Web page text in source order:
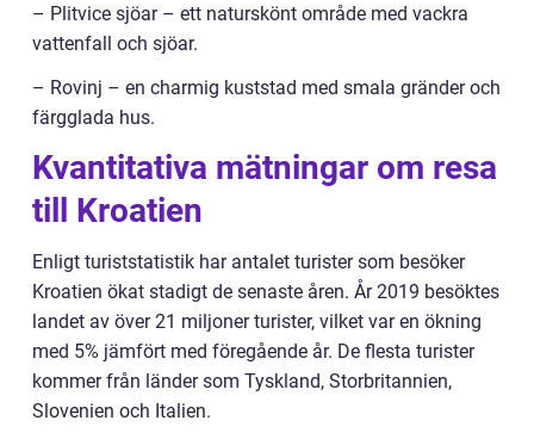
– Plitvice sjöar – ett naturskönt område med vackra
vattenfall och sjöar.
– Rovinj – en charmig kuststad med smala gränder och
färgglada hus.
Kvantitativa mätningar om resa
till Kroatien
Enligt turiststatistik har antalet turister som besöker
Kroatien ökat stadigt de senaste åren. År 2019 besöktes
landet av över 21 miljoner turister, vilket var en ökning
med 5% jämfört med föregående år. De flesta turister
kommer från länder som Tyskland, Storbritannien,
Slovenien och Italien.